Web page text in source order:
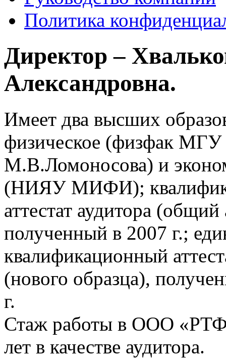
Политика
Директор –
Александровна.
Имеет два высших
физическое (физфак
М.В.Ломоносова) и
(НИЯУ МИФИ);
аттестат аудитора (общий
полученный в 2007 г.;
квалификационный
(нового образца),
г.
Стаж работы в ООО
лет в качестве аудитора.